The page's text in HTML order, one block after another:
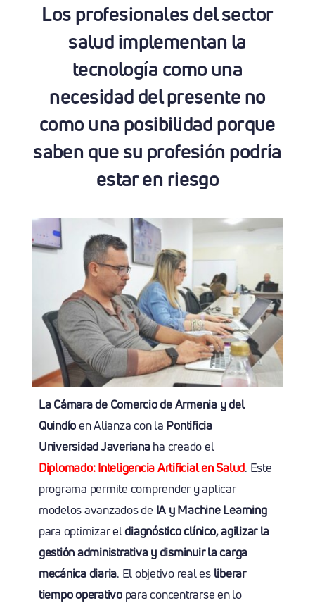
Los profesionales del sector
salud implementan la
tecnología como una
necesidad del presente no
como una posibilidad porque
saben que su profesión podría
estar en riesgo
La Cámara de Comercio de Armenia y del
Quindíoen Alianza con la Pontificia
Universidad Javerianaha creado el
Diplomado: Inteligencia Artificial en Salud. Este
programa permite comprender y aplicar
modelos avanzados de IA y Machine Learning
para optimizar eldiagnóstico clínico, agilizar la
gestión administrativa y disminuir la carga
mecánica diaria. El objetivo real es liberar
tiempo operativopara concentrarse en lo